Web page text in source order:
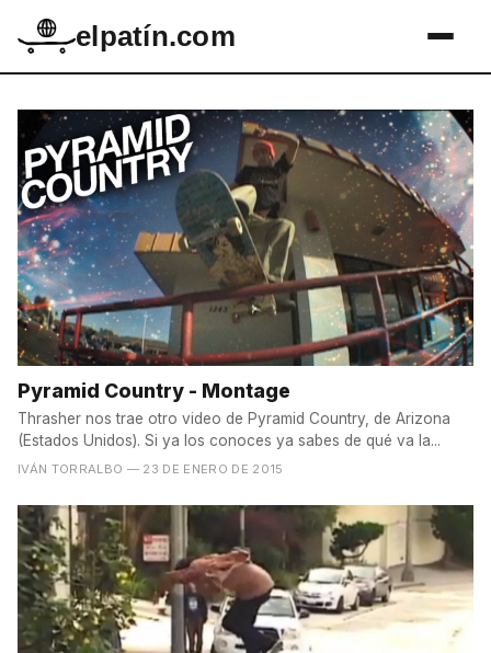
elpatín.com
Pyramid Country - Montage
Thrasher nos trae otro video de Pyramid Country, de Arizona
(Estados Unidos). Si ya los conoces ya sabes de qué va la...
IVÁN TORRALBO — 23 DE ENERO DE 2015